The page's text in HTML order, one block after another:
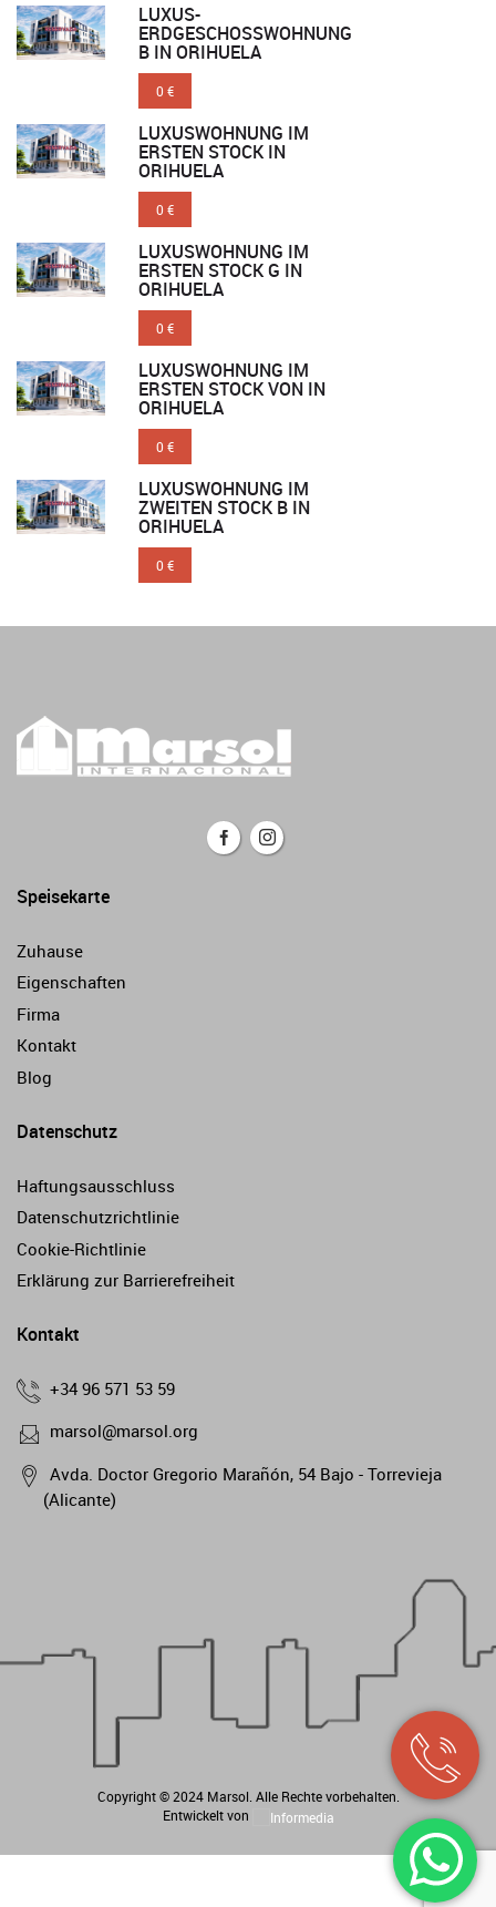
LUXUS-
ERDGESCHOSSWOHNUNG
B IN ORIHUELA
0 €
LUXUSWOHNUNG IM
ERSTEN STOCK IN
ORIHUELA
0 €
LUXUSWOHNUNG IM
ERSTEN STOCK G IN
ORIHUELA
0 €
LUXUSWOHNUNG IM
ERSTEN STOCK VON IN
ORIHUELA
0 €
LUXUSWOHNUNG IM
ZWEITEN STOCK B IN
ORIHUELA
0 €
Speisekarte
Zuhause
Eigenschaften
Firma
Kontakt
Blog
Datenschutz
Haftungsausschluss
Datenschutzrichtlinie
Cookie-Richtlinie
Erklärung zur Barrierefreiheit
Kontakt
+34 96 571 53 59
marsol@marsol.org
Avda. Doctor Gregorio Marañón, 54 Bajo - Torrevieja
(Alicante)
Copyright © 2024 Marsol. Alle Rechte vorbehalten.
Entwickelt von